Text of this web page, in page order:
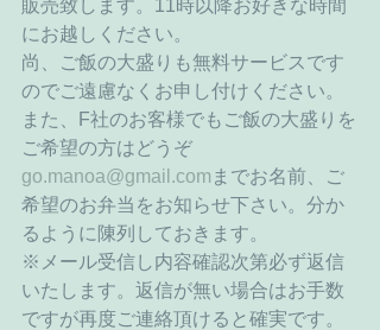
販売致します。11時以降お好きな時間
にお越しください。
尚、ご飯の大盛りも無料サービスです
のでご遠慮なくお申し付けください。
また、F社のお客様でもご飯の大盛りを
ご希望の方はどうぞ
go.manoa@gmail.com までお名前、ご
希望のお弁当をお知らせ下さい。分か
るように陳列しておきます。
※メール受信し内容確認次第必ず返信
いたします。返信が無い場合はお手数
ですが再度ご連絡頂けると確実です。